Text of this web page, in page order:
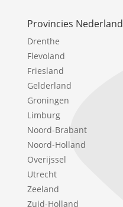
Provincies Nederland
Drenthe
Flevoland
Friesland
Gelderland
Groningen
Limburg
Noord-Brabant
Noord-Holland
Overijssel
Utrecht
Zeeland
Zuid-Holland